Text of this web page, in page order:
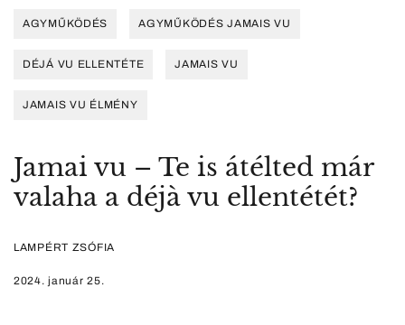
AGYMŰKÖDÉS AGYMŰKÖDÉS JAMAIS VU
DÉJÁ VU ELLENTÉTE JAMAIS VU
JAMAIS VU ÉLMÉNY
Jamai vu – Te is átélted már
valaha a déjà vu ellentétét?
LAMPÉRT ZSÓFIA
2024. január 25.